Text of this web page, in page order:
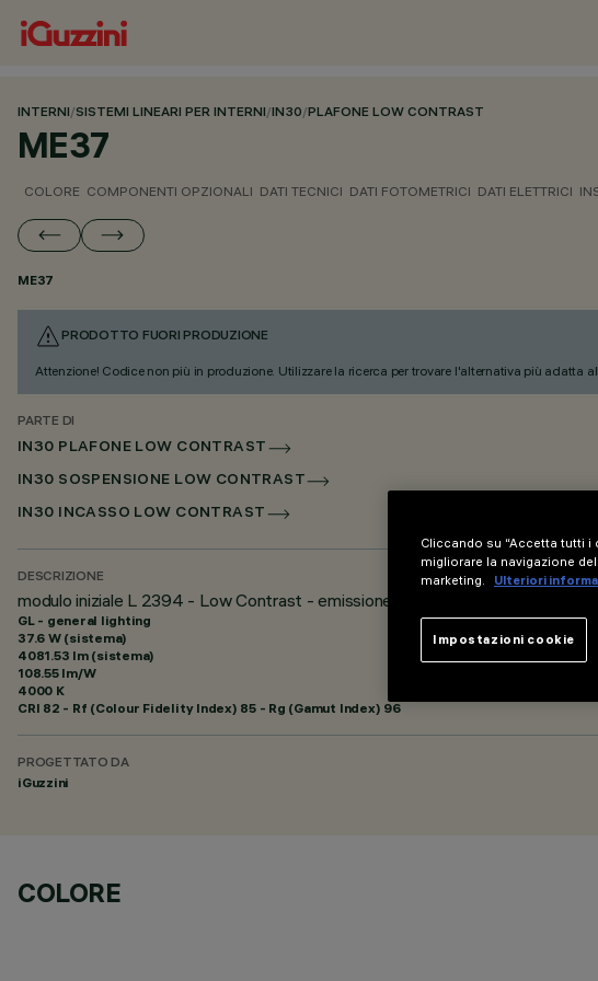
INTERNI/SISTEMI LINEARI PER INTERNI/IN30/PLAFONE LOW CONTRAST
ME37
COLORE COMPONENTI OPZIONALI DATI TECNICI DATI FOTOMETRICI DATI ELETTRICI
ME37
PRODOTTO FUORI PRODUZIONE
Attenzione! Codice non più in produzione. Utilizzare la ricerca per trovare l'alternativa più adatta
PARTE DI
IN30 PLAFONE LOW CONTRAST
IN30 SOSPENSIONE LOW CONTRAST
IN30 INCASSO LOW CONTRAST
DESCRIZIONE
modulo iniziale L 2394 - Low Contrast - emissione diretta - LED - neutral
GL - general lighting
37.6 W (sistema)
4081.53 lm (sistema)
108.55 lm/W
4000 K
CRI 82 - Rf (Colour Fidelity Index) 85 - Rg (Gamut Index) 96
PROGETTATO DA
iGuzzini
COLORE
Cliccando su “Accetta tutti
migliorare la navigazione
marketing.
Ulteriori
Impostazioni cookie